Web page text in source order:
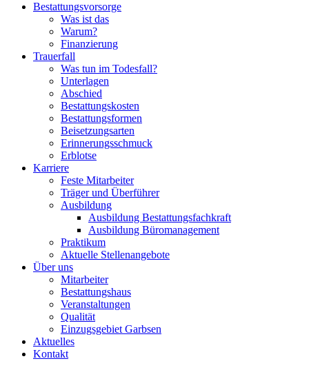
Bestattungsvorsorge
Was ist das
Warum?
Finanzierung
Trauerfall
Was tun im Todesfall?
Unterlagen
Abschied
Bestattungskosten
Bestattungsformen
Beisetzungsarten
Erinnerungsschmuck
Erblotse
Karriere
Feste Mitarbeiter
Träger und Überführer
Ausbildung
Ausbildung Bestattungsfachkraft
Ausbildung Büromanagement
Praktikum
Aktuelle Stellenangebote
Über uns
Mitarbeiter
Bestattungshaus
Veranstaltungen
Qualität
Einzugsgebiet Garbsen
Aktuelles
Kontakt